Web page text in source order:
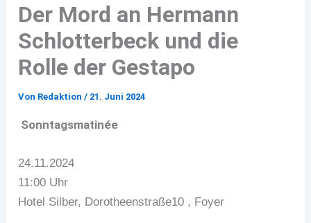
Der Mord an Hermann
Schlotterbeck und die
Rolle der Gestapo
Von Redaktion/ 21. Juni 2024
Sonntagsmatinée
24.11.2024
11:00 Uhr
Hotel Silber, Dorotheenstraße10 , Foyer